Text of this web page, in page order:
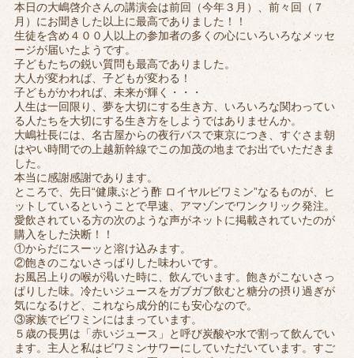
本日の大嶋啓介さんの講演会は前回（今年３月）、前々回（７
月）にお聞きした以上に最高でありました！！
生徒を含め４００人以上の参加者の多くの心にいろいろなメッセ
ージが届いたようです。
子どもたちの鋭い質問も最高でありました。
大人が変われば、子どもが変わる！
子どもがかわれば、未来が輝く・・・
人生は一回限り、夢を大切にする生き方、いろいろな関わってい
る人たちを大切にする生き方をしようではありませんか。
大嶋社長には、名古屋からの夜行バスで東京につき、すぐさま朝
はやい時間での上越新幹線でこの加茂の地までお出でいただきま
した。
本当に感謝感謝であります。
ところで、先日“健康ぶどう酢 ロイヤルビワミン”なるものが、ヒ
ットしているということで早速、アマゾンでワンクリック発注。
愛飲されている方の次のような声がネットに掲載されていたのが
購入をした決断！！
①からだにスーッと溶け込みます。
②飽きのこないさっぱりした味わいです。
お風呂上りの喉が渇いた時に、飲んでいます。飽きがこないさっ
ぱりした味。冷たいジュースをガブガブ飲むと糖分の摂り過ぎが
気になるけど、これなら成分的にも安心なので。
③家族でビワミンにはまっています。
５歳の長男は「赤いジュース」と呼び炭酸や水で割って飲んでい
ます。主人と私はビワミンサワーにしていただいています。すご